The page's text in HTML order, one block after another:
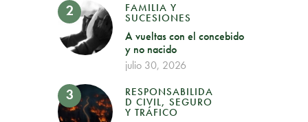
FAMILIA Y
SUCESIONES
A vueltas con el concebido
y no nacido
julio 30, 2026
RESPONSABILIDA
D CIVIL, SEGURO
Y TRÁFICO